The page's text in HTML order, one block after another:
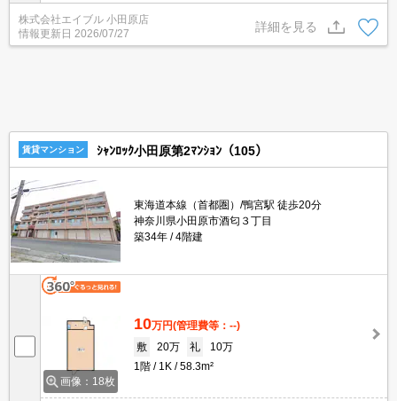
株式会社エイブル 小田原店
情報更新日 2026/07/27
詳細を見る
賃貸マンション ｼｬﾝﾛｯｸ小田原第2ﾏﾝｼｮﾝ（105）
東海道本線（首都圏）/鴨宮駅 徒歩20分
神奈川県小田原市酒匂３丁目
築34年
4階建
画像：18枚
10万円(管理費等：--)
敷
20万 礼
10万
1階
1K 58.3m²